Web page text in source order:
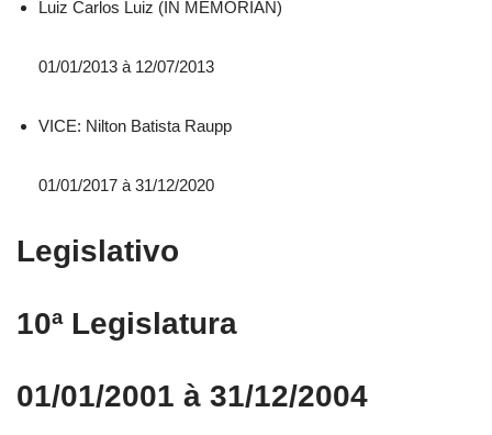
Luiz Carlos Luiz (IN MEMORIAN)
01/01/2013 à 12/07/2013
VICE: Nilton Batista Raupp
01/01/2017 à 31/12/2020
Legislativo
10ª Legislatura
01/01/2001 à 31/12/2004